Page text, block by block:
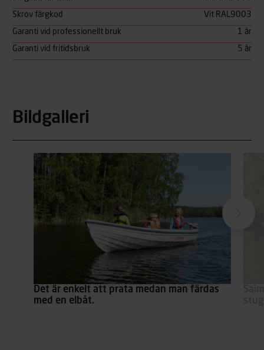
Skrov färgkod Vit RAL9003
Garanti vid professionellt bruk 1 år
Garanti vid fritidsbruk 5 år
Bildgalleri
Det är enkelt att prata medan man färdas
med en elbåt.